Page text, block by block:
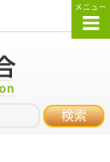
メニュー
検索